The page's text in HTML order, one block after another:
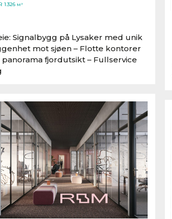
1.326 M²
Signalbygg på Lysaker med unik
mot sjøen – Flotte kontorer
fjordutsikt – Fullservice